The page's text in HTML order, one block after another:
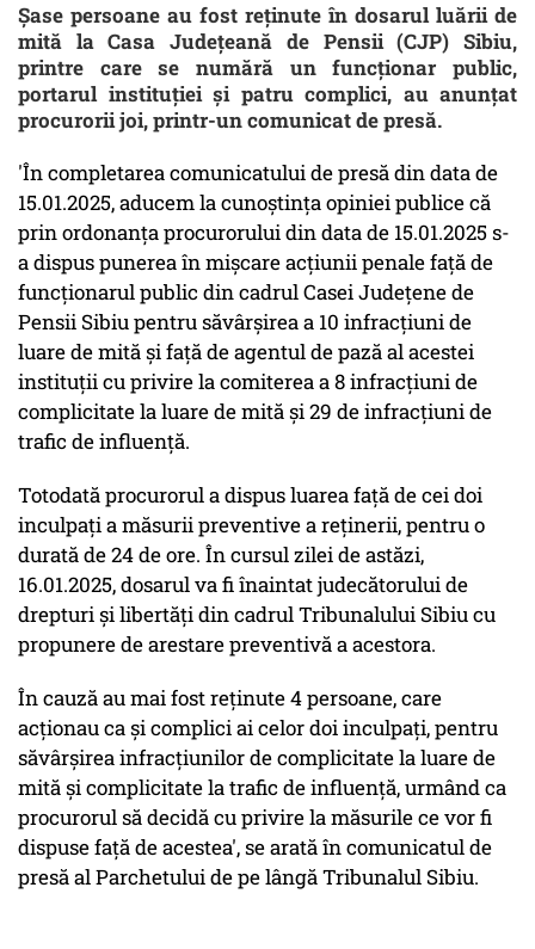
Şase persoane au fost reţinute în dosarul luării de
mită la Casa Judeţeană de Pensii (CJP) Sibiu,
printre care se numără un funcţionar public,
portarul instituţiei şi patru complici, au anunţat
procurorii joi, printr-un comunicat de presă.
'În completarea comunicatului de presă din data de
15.01.2025, aducem la cunoştinţa opiniei publice că
prin ordonanţa procurorului din data de 15.01.2025 s-
a dispus punerea în mişcare acţiunii penale faţă de
funcţionarul public din cadrul Casei Judeţene de
Pensii Sibiu pentru săvârşirea a 10 infracţiuni de
luare de mită şi faţă de agentul de pază al acestei
instituţii cu privire la comiterea a 8 infracţiuni de
complicitate la luare de mită şi 29 de infracţiuni de
trafic de influenţă.
Totodată procurorul a dispus luarea faţă de cei doi
inculpaţi a măsurii preventive a reţinerii, pentru o
durată de 24 de ore. În cursul zilei de astăzi,
16.01.2025, dosarul va fi înaintat judecătorului de
drepturi şi libertăţi din cadrul Tribunalului Sibiu cu
propunere de arestare preventivă a acestora.
În cauză au mai fost reţinute 4 persoane, care
acţionau ca şi complici ai celor doi inculpaţi, pentru
săvârşirea infracţiunilor de complicitate la luare de
mită şi complicitate la trafic de influenţă, urmând ca
procurorul să decidă cu privire la măsurile ce vor fi
dispuse faţă de acestea', se arată în comunicatul de
presă al Parchetului de pe lângă Tribunalul Sibiu.